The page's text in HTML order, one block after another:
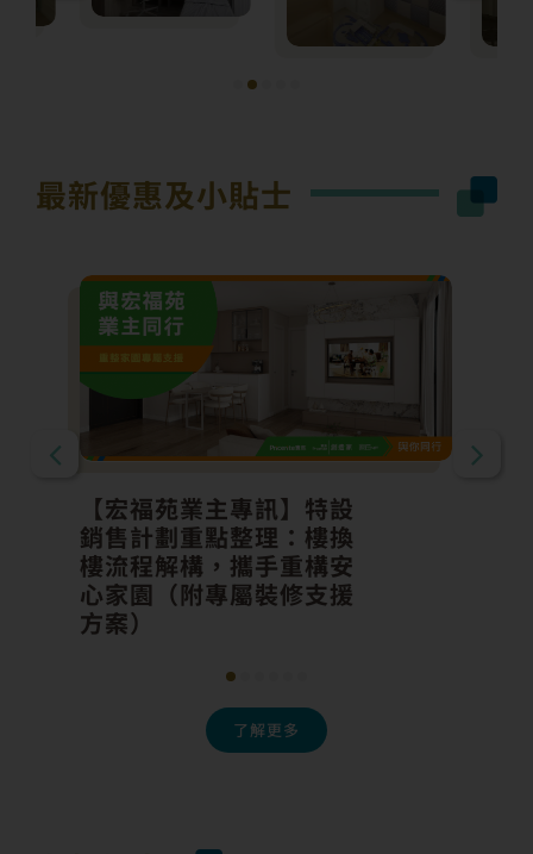
最新優惠及小貼士
【宏福苑業主專訊】特設
銷售計劃重點整理：樓換
樓流程解構，攜手重構安
心家園（附專屬裝修支援
方案）
了解更多